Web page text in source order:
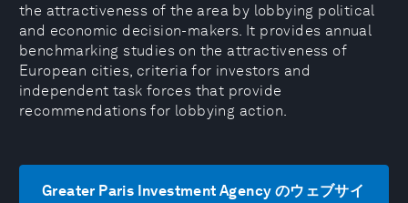
the attractiveness of the area by lobbying political
and economic decision-makers. It provides annual
benchmarking studies on the attractiveness of
European cities, criteria for investors and
independent task forces that provide
recommendations for lobbying action.
Greater Paris Investment Agency のウェブサイ